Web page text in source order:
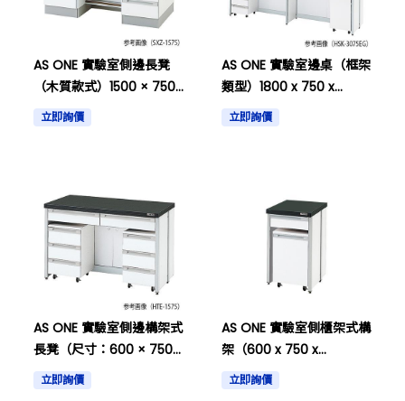
AS ONE 實驗室側邊長凳
（木質款式）1500 × 750
× 800毫米等其他物品
立即詢價
AS ONE 實驗室邊桌（框架
類型）1800 x 750 x
800/1870mm，帶有LED
照明和其他物品。
立即詢價
AS ONE 實驗室側邊構架式
長凳（尺寸：600 × 750
× 800毫米）及其他
立即詢價
AS ONE 實驗室側櫃架式構
架（600 x 750 x
800mm）及其他
立即詢價